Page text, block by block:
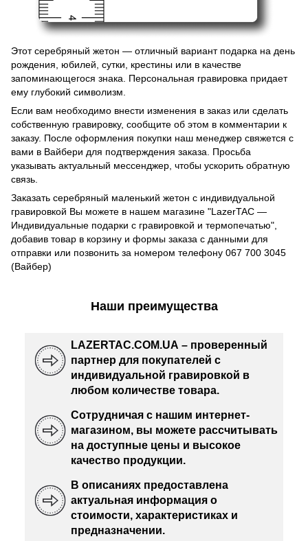
Этот серебряный жетон — отличный вариант подарка на день
рождения, юбилей, сутки, крестины или в качестве
запоминающегося знака. Персональная гравировка придает
ему глубокий символизм.
Если вам необходимо внести изменения в заказ или сделать
собственную гравировку, сообщите об этом в комментарии к
заказу. После оформления покупки наш менеджер свяжется с
вами в Вайбери для подтверждения заказа. Просьба
указывать актуальный мессенджер, чтобы ускорить обратную
связь.
Заказать серебряный маленький жетон с индивидуальной
гравировкой Вы можете в нашем магазине "LazerTAC —
Индивидуальные подарки с гравировкой и термопечатью",
добавив товар в корзину и формы заказа с данными для
отправки или позвонить за номером телефону 067 700 3045
(Вайбер)
Наши преимущества
LAZERTAC.COM.UA – проверенный
партнер для покупателей с
индивидуальной гравировкой в
любом количестве товара.
Сотрудничая с нашим интернет-
магазином, вы можете рассчитывать
на доступные цены и высокое
качество продукции.
В описаниях предоставлена
актуальная информация о
стоимости, характеристиках и
предназначении.